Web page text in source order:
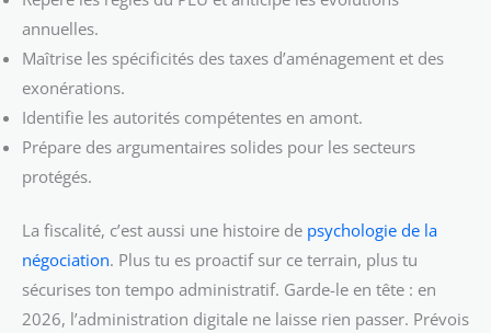
annuelles.
Maîtrise les spécificités des taxes d’aménagement et des
exonérations.
Identifie les autorités compétentes en amont.
Prépare des argumentaires solides pour les secteurs
protégés.
La fiscalité, c’est aussi une histoire de psychologie de la
négociation. Plus tu es proactif sur ce terrain, plus tu
sécurises ton tempo administratif. Garde-le en tête : en
2026, l’administration digitale ne laisse rien passer. Prévois